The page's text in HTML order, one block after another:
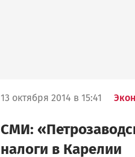
13 октября 2014 в 15:41
СМИ:
налоги в Карелии